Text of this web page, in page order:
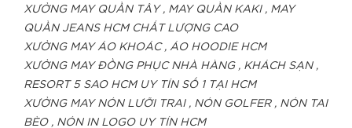
XƯỞNG MAY QUẦN TÂY , MAY QUẦN KAKI , MAY
QUẦN JEANS HCM CHẤT LƯỢNG CAO
XƯỞNG MAY ÁO KHOÁC , ÁO HOODIE HCM
XƯỞNG MAY ĐỒNG PHỤC NHÀ HÀNG , KHÁCH SẠN ,
RESORT 5 SAO HCM UY TÍN SỐ 1 TẠI HCM
XƯỞNG MAY NÓN LƯỠI TRAI , NÓN GOLFER , NÓN TAI
BÈO , NÓN IN LOGO UY TÍN HCM